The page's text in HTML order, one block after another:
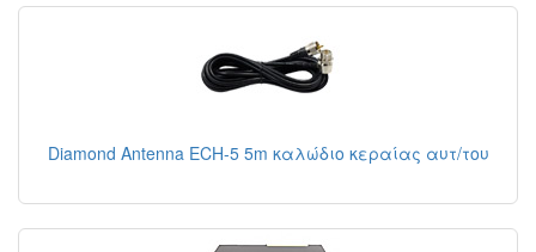
Diamond Antenna ECH-5 5m καλώδιο κεραίας αυτ/του